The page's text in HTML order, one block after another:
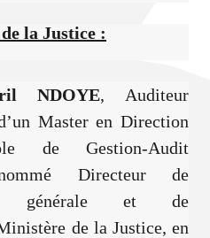
la Justice :
NDOYE, Auditeur
Master en Direction
de Gestion-Audit
Directeur de
générale et de
de la Justice, en